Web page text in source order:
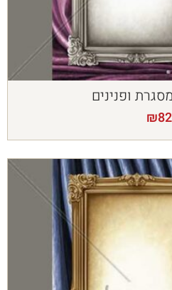
ופנינים
₪82